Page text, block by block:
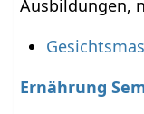
Ausbildungen,
Ernährung